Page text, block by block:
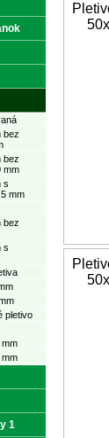
bez
bez
mm
s
mm
bez
s
pletivo
1